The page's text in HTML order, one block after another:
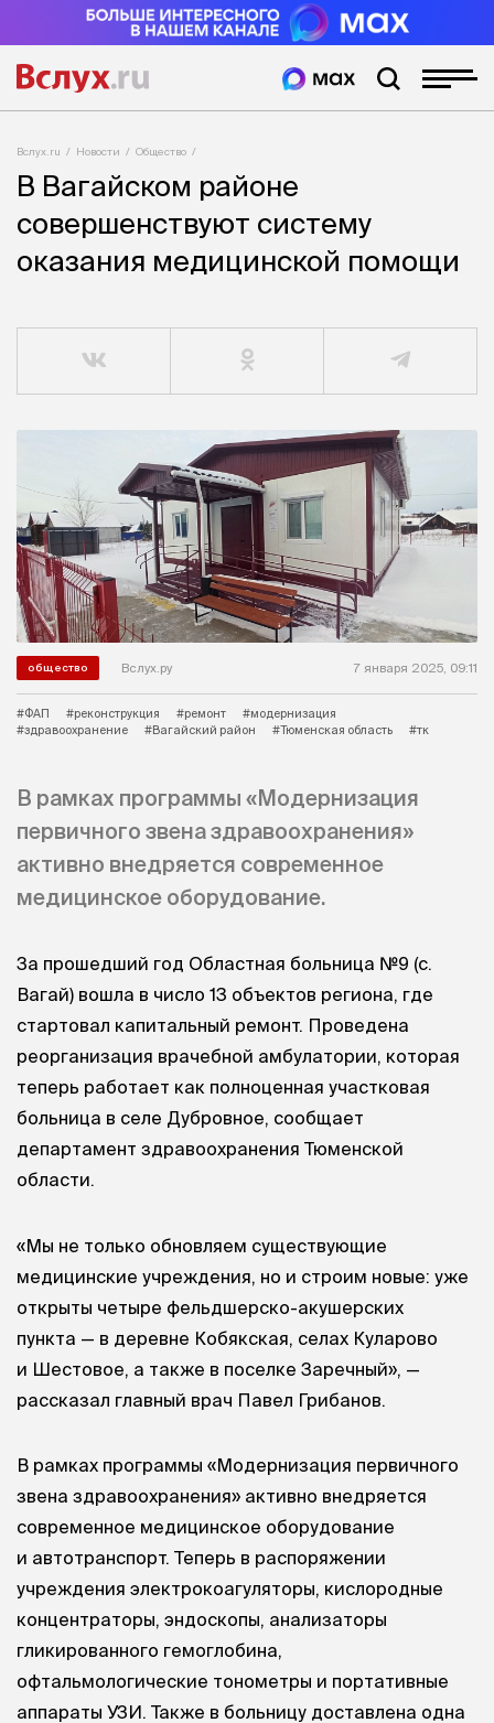
Вслух.ru Новости Общество
В Вагайском районе
совершенствуют систему
оказания медицинской помощи
общество Вслух.ру 7 января 2025, 09:11
#ФАП #реконструкция #ремонт
#модернизация
#здравоохранение
#Вагайский район #Тюменская область #тк
В рамках программы «Модернизация
первичного звена здравоохранения»
активно внедряется современное
медицинское оборудование.
За прошедший год Областная больница №9 (с.
Вагай) вошла в число 13 объектов региона, где
стартовал капитальный ремонт. Проведена
реорганизация врачебной амбулатории, которая
теперь работает как полноценная участковая
больница в селе Дубровное, сообщает
департамент здравоохранения Тюменской
области.
«Мы не только обновляем существующие
медицинские учреждения, но и строим новые: уже
открыты четыре фельдшерско-акушерских
пункта — в деревне Кобякская, селах Куларово
и Шестовое, а также в поселке Заречный», —
рассказал главный врач Павел Грибанов.
В рамках программы «Модернизация первичного
звена здравоохранения» активно внедряется
современное медицинское оборудование
и автотранспорт. Теперь в распоряжении
учреждения электрокоагуляторы, кислородные
концентраторы, эндоскопы, анализаторы
гликированного гемоглобина,
офтальмологические тонометры и портативные
аппараты УЗИ. Также в больницу доставлена одна